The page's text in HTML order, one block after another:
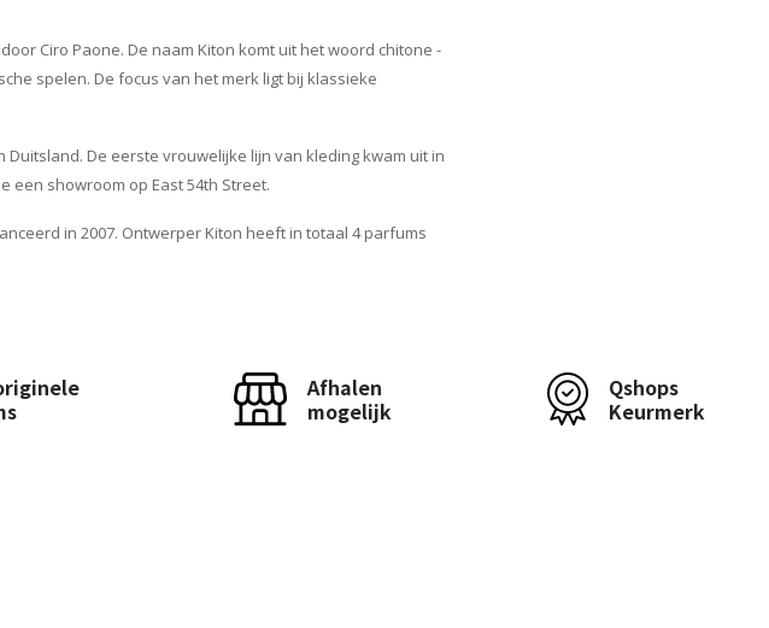
Ciro Paone. De naam Kiton komt uit het woord chitone -
spelen. De focus van het merk ligt bij klassieke
De eerste vrouwelijke lijn van kleding kwam uit in
een showroom op East 54th Street.
in 2007. Ontwerper Kiton heeft in totaal 4 parfums
Afhalen
mogelijk
Qshops
Keurmerk